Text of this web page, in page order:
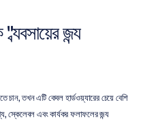
জন্য
তখন এটি কেবল হার্ডওয়্যারের চেয়ে বেশি
স্কেলেবল এবং কার্যকর ফলাফলের জন্য